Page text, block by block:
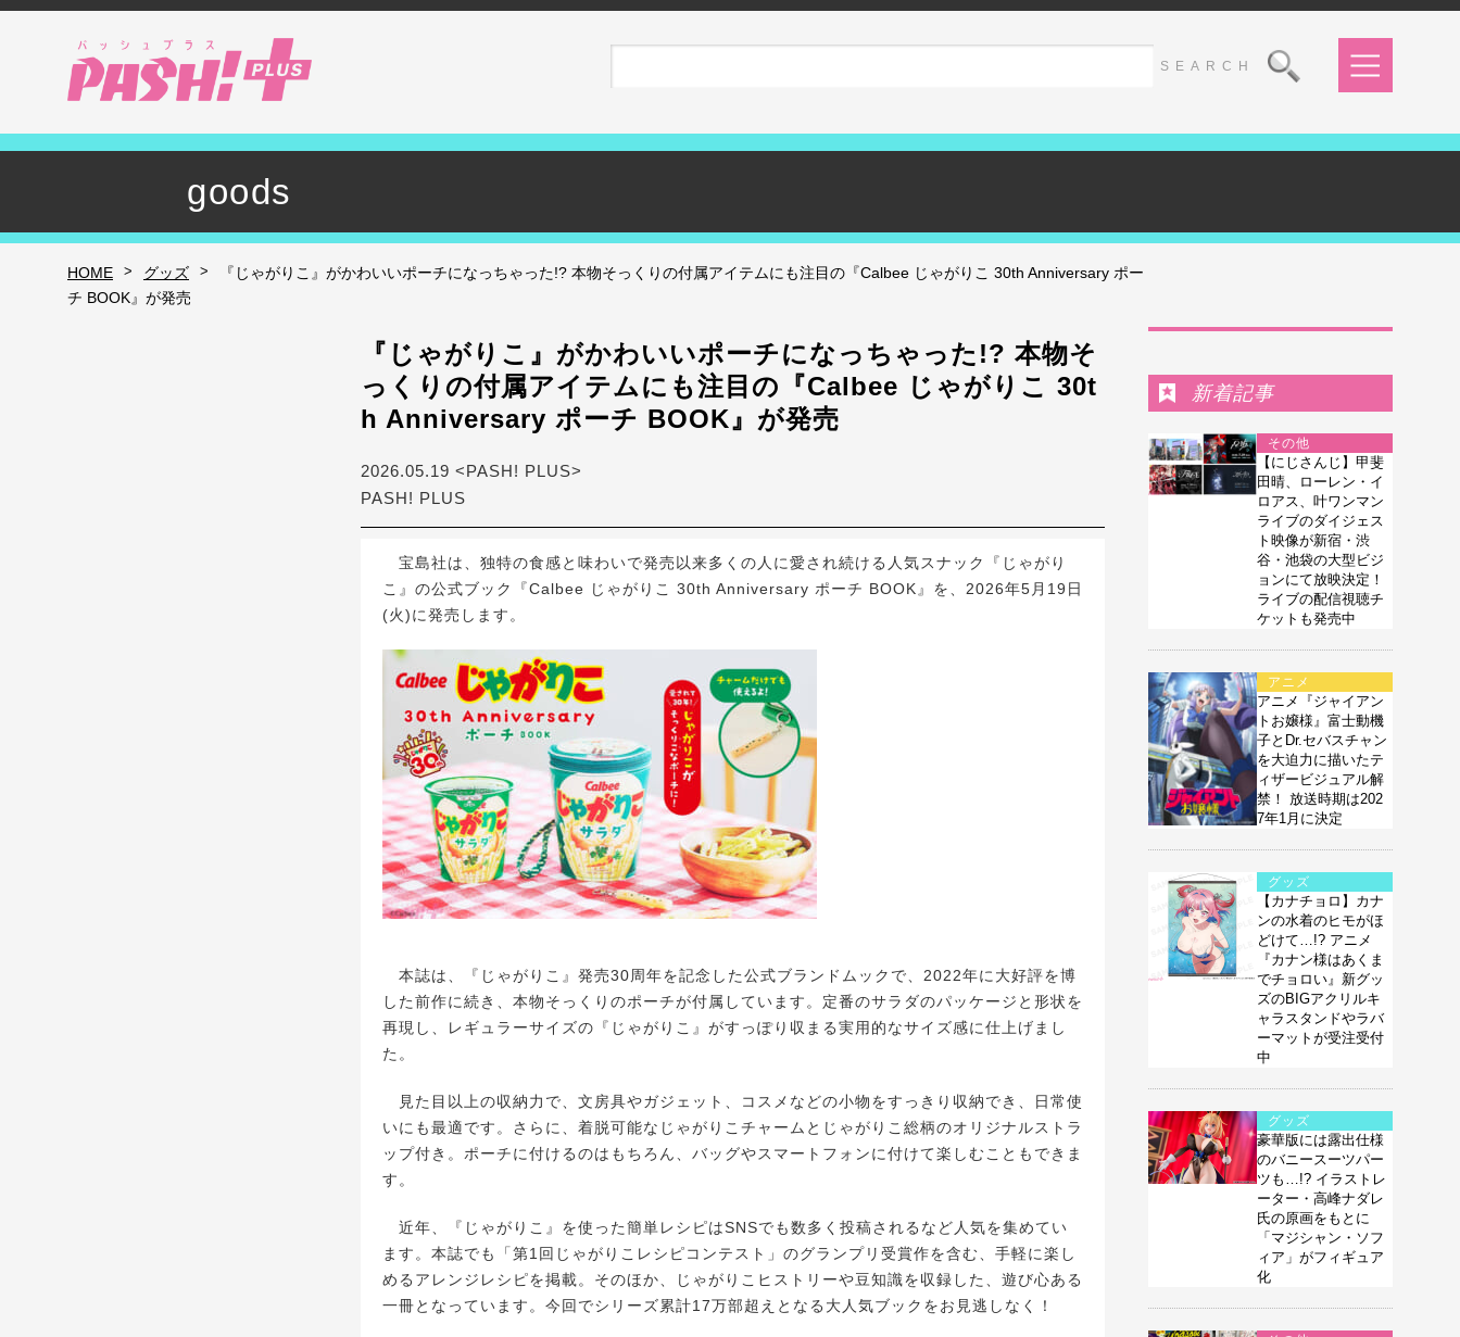
goods
HOME > グッズ >
『じゃがりこ』がかわいいポーチになっちゃった!? 本物そっくりの付属アイテムにも注目の『Calbee じゃがりこ 30th Anniversary ポー
チ BOOK』が発売
『じゃがりこ』がかわいいポーチになっちゃった!? 本物そ
っくりの付属アイテムにも注目の『Calbee じゃがりこ 30t
h Anniversary ポーチ BOOK』が発売
2026.05.19 <PASH! PLUS>
PASH! PLUS
宝島社は、独特の食感と味わいで発売以来多くの人に愛され続ける人気スナック『じゃがり
こ』の公式ブック『Calbee じゃがりこ 30th Anniversary ポーチ BOOK』を、2026年5月19日
(火)に発売します。
本誌は、『じゃがりこ』発売30周年を記念した公式ブランドムックで、2022年に大好評を博
した前作に続き、本物そっくりのポーチが付属しています。定番のサラダのパッケージと形状を
再現し、レギュラーサイズの『じゃがりこ』がすっぽり収まる実用的なサイズ感に仕上げまし
た。
見た目以上の収納力で、文房具やガジェット、コスメなどの小物をすっきり収納でき、日常使
いにも最適です。さらに、着脱可能なじゃがりこチャームとじゃがりこ総柄のオリジナルストラ
ップ付き。ポーチに付けるのはもちろん、バッグやスマートフォンに付けて楽しむこともできま
す。
近年、『じゃがりこ』を使った簡単レシピはSNSでも数多く投稿されるなど人気を集めてい
ます。本誌でも「第1回じゃがりこレシピコンテスト」のグランプリ受賞作を含む、手軽に楽し
めるアレンジレシピを掲載。そのほか、じゃがりこヒストリーや豆知識を収録した、遊び心ある
一冊となっています。今回でシリーズ累計17万部超えとなる大人気ブックをお見逃しなく！
新着記事
その他
【にじさんじ】甲斐
田晴、ローレン・イ
ロアス、叶ワンマン
ライブのダイジェス
ト映像が新宿・渋
谷・池袋の大型ビジ
ョンにて放映決定！
ライブの配信視聴チ
ケットも発売中
アニメ
アニメ『ジャイアン
トお嬢様』富士動機
子とDr.セバスチャン
を大迫力に描いたテ
ィザービジュアル解
禁！ 放送時期は202
7年1月に決定
グッズ
【カナチョロ】カナ
ンの水着のヒモがほ
どけて…!? アニメ
『カナン様はあくま
でチョロい』新グッ
ズのBIGアクリルキ
ャラスタンドやラバ
ーマットが受注受付
中
グッズ
豪華版には露出仕様
のバニースーツパー
ツも…!? イラストレ
ーター・高峰ナダレ
氏の原画をもとに
「マジシャン・ソフ
ィア」がフィギュア
化